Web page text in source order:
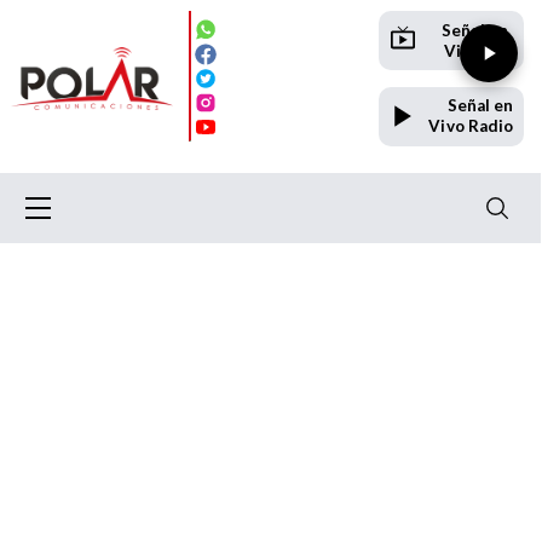
Señal en
Vivo TV
Señal en
Vivo Radio